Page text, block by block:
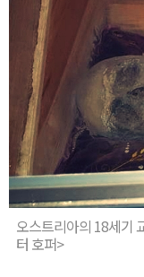
오스트리아의 18세기
터 호퍼>